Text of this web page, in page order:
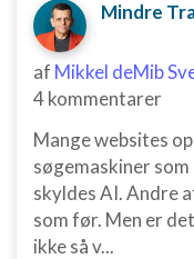
Mindre
af Mikkel deMib
4 kommentarer
Mange websites
søgemaskiner
skyldes AI. Andre
som før. Men er
ikke så v...
Identificere
anmodede oplysninger
Ikke-IAB-
Nødvendig
Ydeevne
Funktionel
Annoncering /